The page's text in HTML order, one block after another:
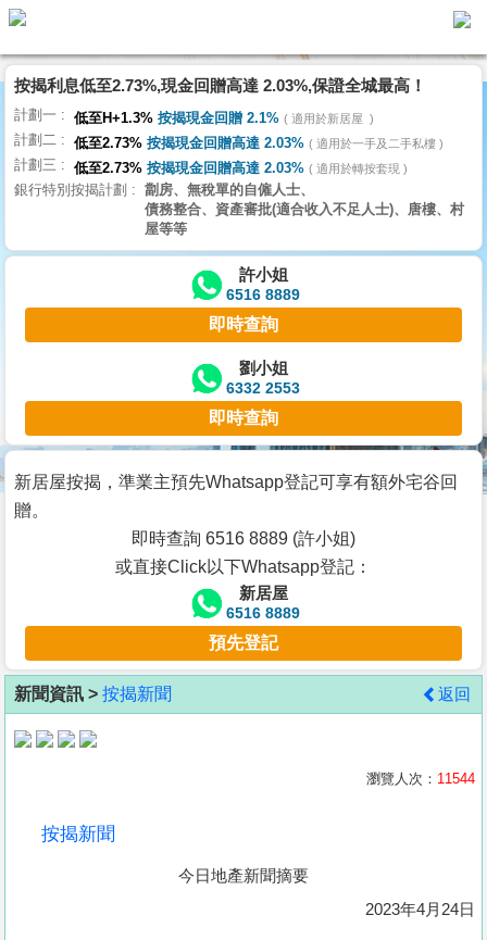
代
理
主
頁
搵
樓/
交
業
主
宅
谷
按
客
地
產
按揭利息低至2.73%,現金回贈高達 2.03%,保證全城最高！
計劃一 低至H+1.3% 按揭現金回贈 2.1% 適用於新居屋
計劃二 低至2.73% 按揭現金回贈高達 2.03% 適用於一手及二手私樓
計劃三 低至2.73% 按揭現金回贈高達 2.03% 適用於轉按套現
銀行特別按揭計劃
劏房、無稅單的自僱人士、
債務整合、資產審批(適合收入不足人士)、唐樓、村
屋等等
許小姐
6516 8889
即時查詢
劉小姐
6332 2553
即時查詢
新居屋按揭，準業主預先Whatsapp登記可享有額外宅谷回
贈。
即時查詢 6516 8889 (許小姐)
或直接Click以下Whatsapp登記：
新居屋
6516 8889
預先登記
新聞資訊 > 按揭新聞 返回
瀏覽人次： 11544
按揭新聞
今日地產新聞摘要
2023年4月24日